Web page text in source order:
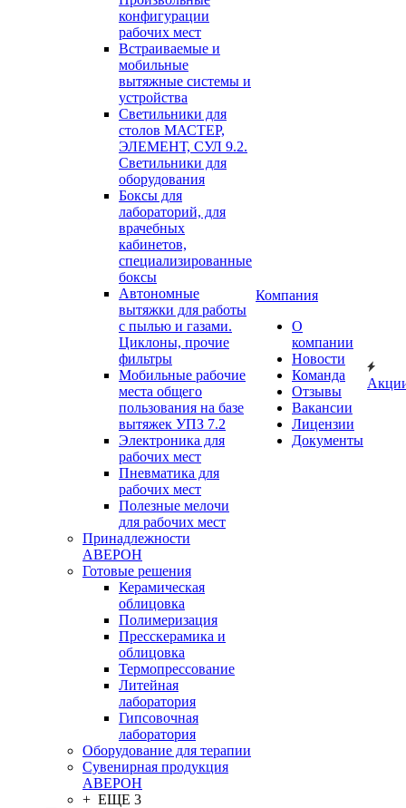
конфигурации
рабочих мест
Встраиваемые и
мобильные
вытяжные системы и
устройства
Светильники для
столов МАСТЕР,
ЭЛЕМЕНТ, СУЛ 9.2.
Светильники для
оборудования
Боксы для
лабораторий, для
врачебных
кабинетов,
специализированные
боксы
Автономные
вытяжки для работы
с пылью и газами.
Циклоны, прочие
фильтры
Мобильные рабочие
места общего
пользования на базе
вытяжек УПЗ 7.2
Электроника для
рабочих мест
Пневматика для
рабочих мест
Полезные мелочи
для рабочих мест
Принадлежности
АВЕРОН
Готовые решения
Керамическая
облицовка
Полимеризация
Пресскерамика и
облицовка
Термопрессование
Литейная
лаборатория
Гипсовочная
лаборатория
Оборудование для терапии
Сувенирная продукция
АВЕРОН
+ ЕЩЕ 3
Компания
О
компании
Новости
Команда
Отзывы
Вакансии
Лицензии
Документы